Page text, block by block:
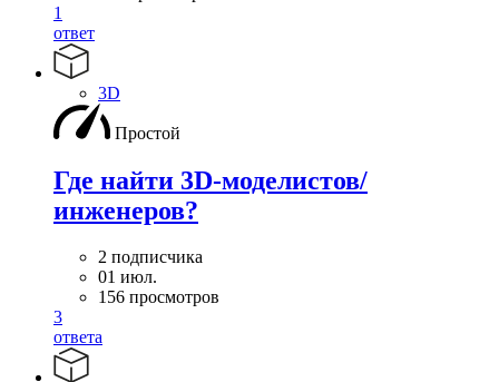
1
ответ
3D
Простой
Где найти 3D-моделистов/
инженеров?
2 подписчика
01 июл.
156 просмотров
3
ответа